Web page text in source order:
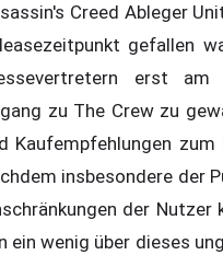
Creed Ableger
gefallen
erst am
zu The Crew zu
Kaufempfehlungen
insbesondere der
der
ein wenig über dieses